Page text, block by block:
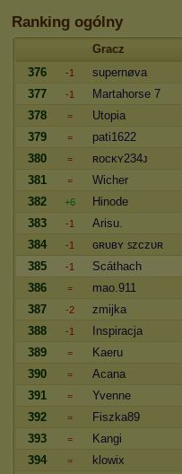
Ranking ogólny
Gracz
376
-1
supernøva
377
-1
Martahorse 7
378
=
Utopia
379
=
pati1622
380
=
ʀoᴄᴋʏ234ᴊ
381
=
Wicher
382
+6
Hinode
383
-1
Arisu.
384
-1
ɢʀᴜʙʏ ꜱᴢᴄᴢᴜʀ
385
-1
Scáthach
386
=
mao.911
387
-2
zmijka
388
-1
Inspiracja
389
=
Kaeru
390
=
Acana
391
=
Yvenne
392
=
Fiszka89
393
=
Kangi
394
=
klowix